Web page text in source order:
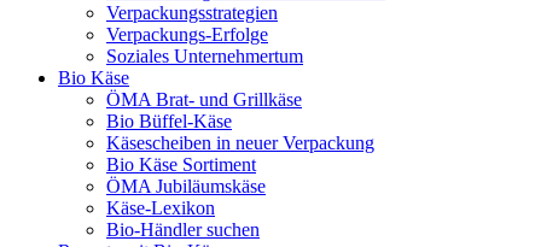
Verpackungsstrategien
Verpackungs-Erfolge
Soziales Unternehmertum
Bio Käse
ÖMA Brat- und Grillkäse
Bio Büffel-Käse
Käsescheiben in neuer Verpackung
Bio Käse Sortiment
ÖMA Jubiläumskäse
Käse-Lexikon
Bio-Händler suchen